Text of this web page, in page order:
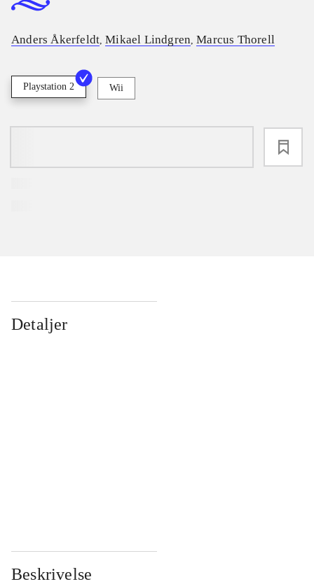
Anders Åkerfeldt ,Mikael Lindgren ,Marcus Thorell
Playstation 2 Wii
Detaljer
Beskrivelse